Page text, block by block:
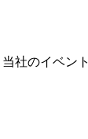
当社のイベント